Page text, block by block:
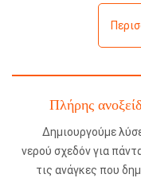
Πλήρης
Δημιουργούμε
νερού σχεδόν για
τις ανάγκες που